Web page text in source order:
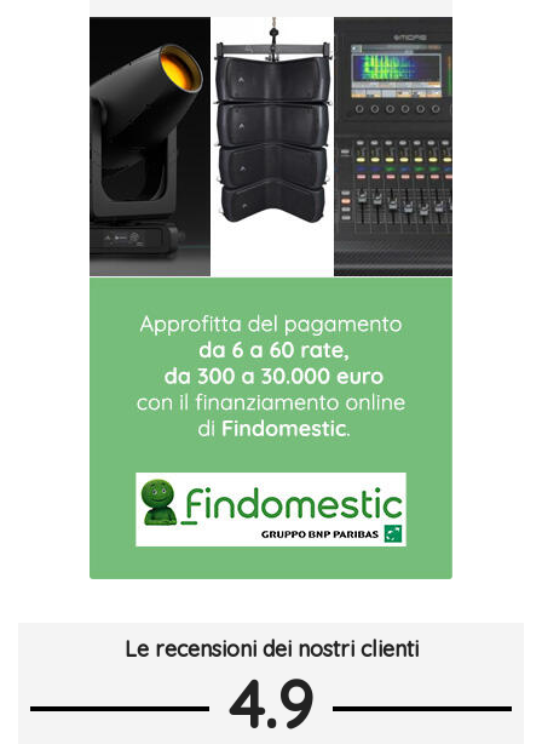
Le recensioni dei nostri clienti
4.9